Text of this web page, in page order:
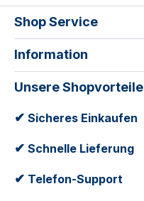
Shop Service
Information
Unsere Shopvorteile
✔ Sicheres Einkaufen
✔ Schnelle Lieferung
✔ Telefon-Support